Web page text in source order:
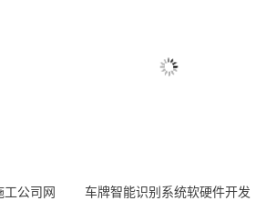
工公司网
车牌智能识别系统软硬件开发